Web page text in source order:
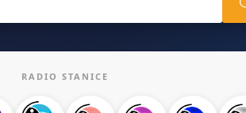
RADIO STANICE